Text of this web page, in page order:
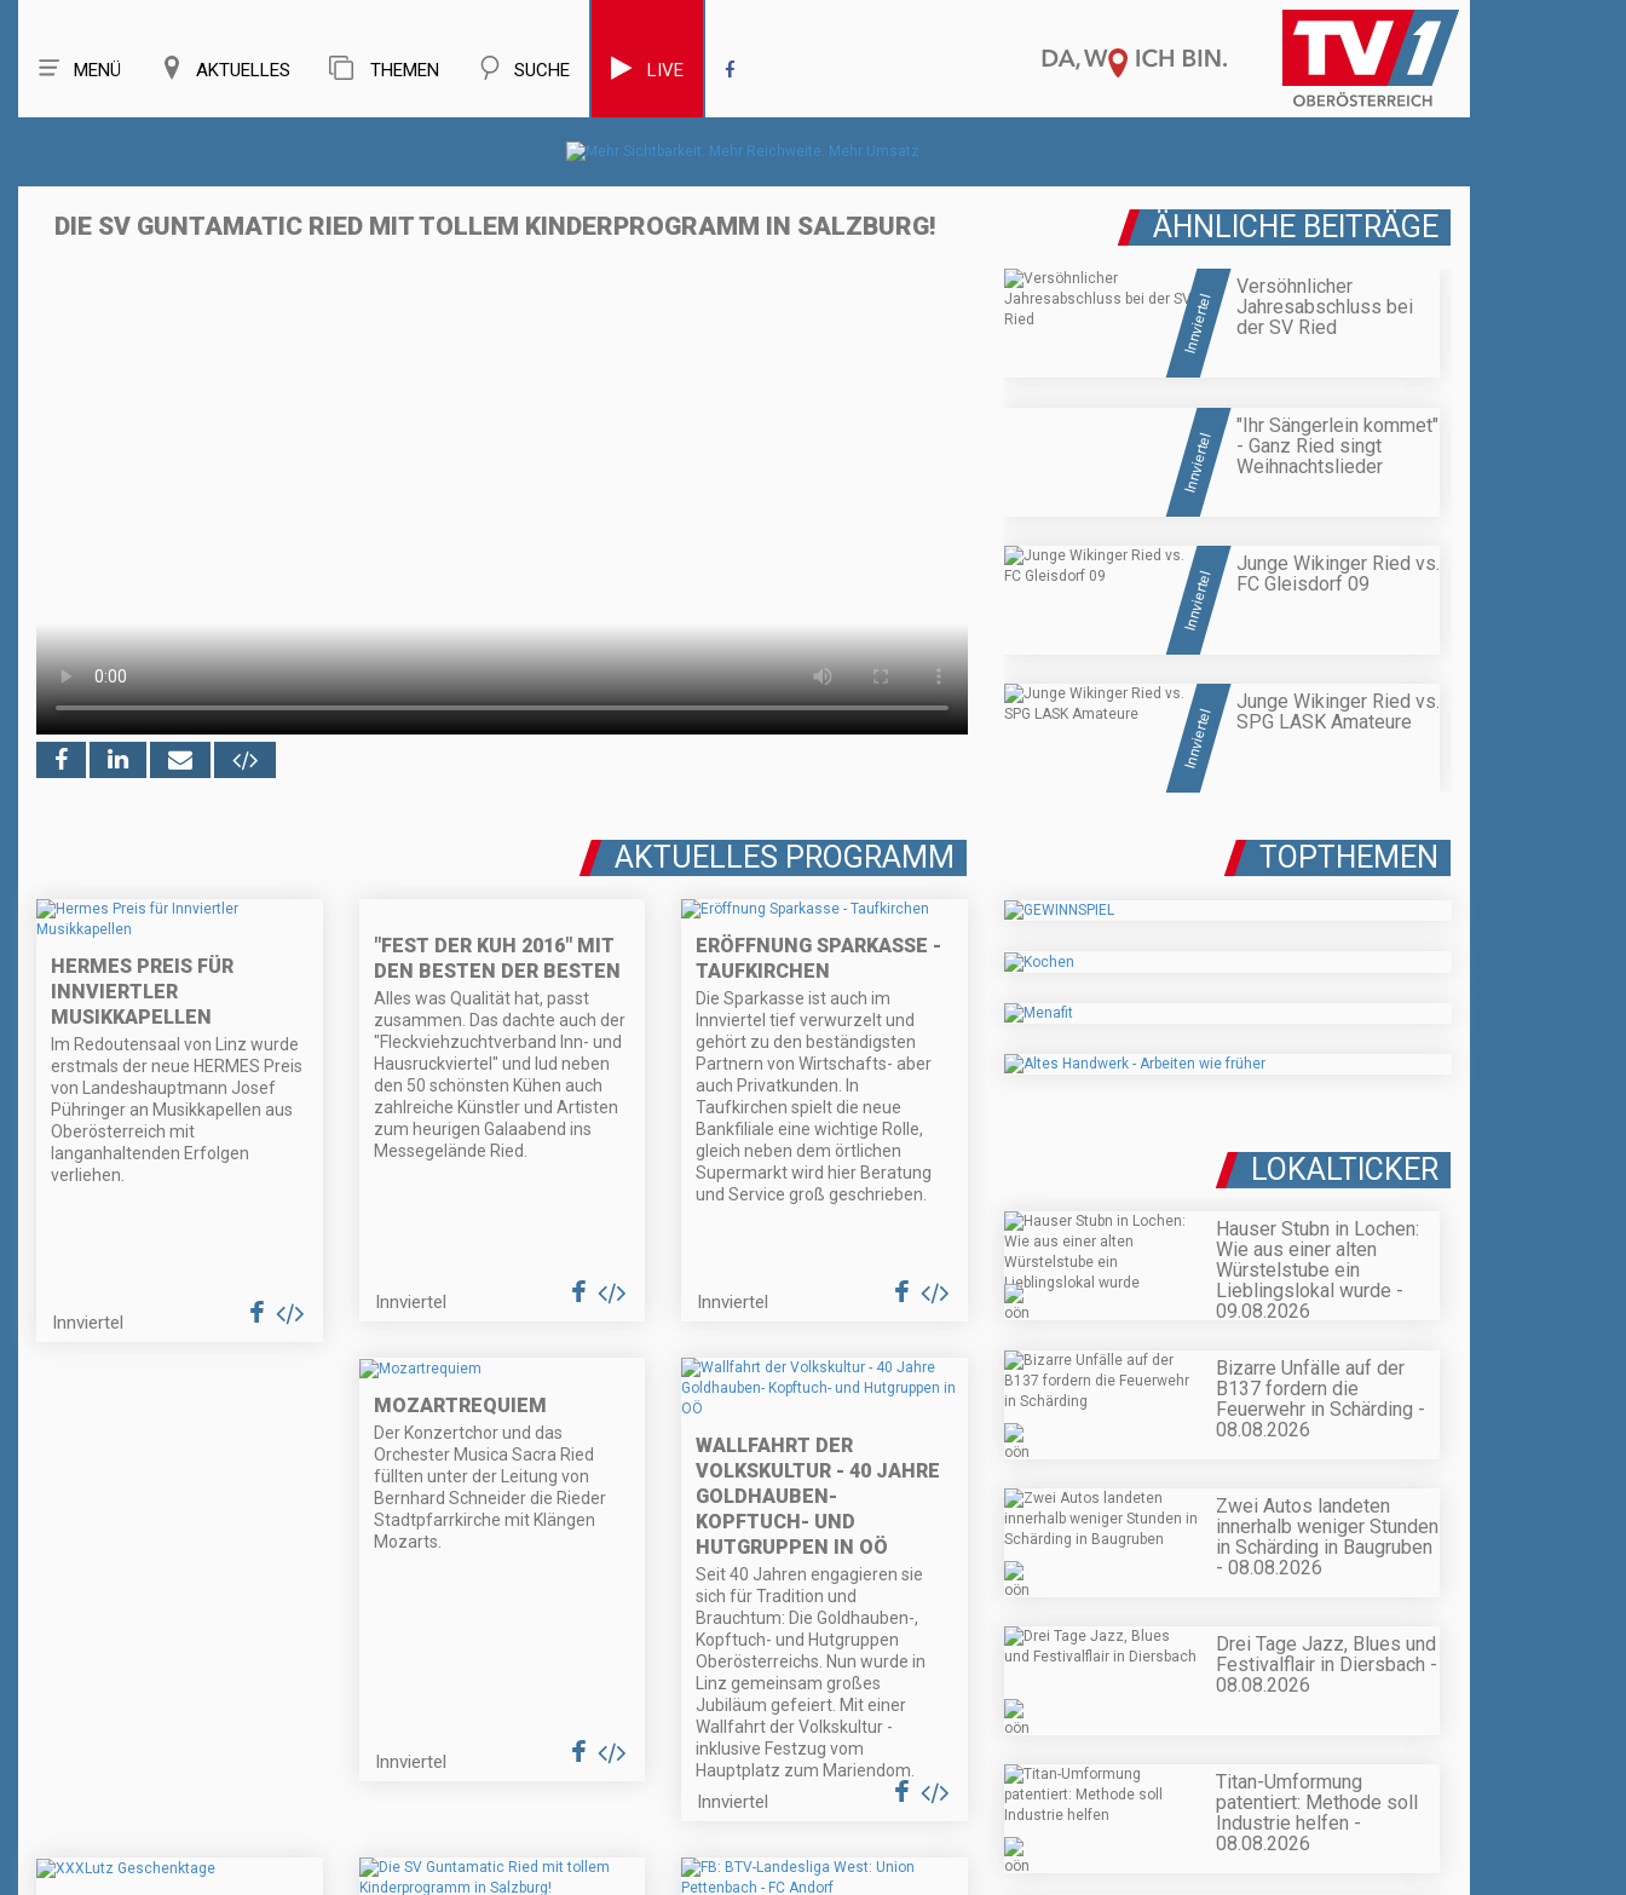
MENÜ AKTUELLES THEMEN SUCHE LIVE
DIE SV GUNTAMATIC RIED MIT TOLLEM KINDERPROGRAMM IN SALZBURG! ÄHNLICHE BEITRÄGE
Innviertel
Versöhnlicher
Jahresabschluss bei
der SV Ried
Innviertel
"Ihr Sängerlein kommet"
- Ganz Ried singt
Weihnachtslieder
Innviertel
Junge Wikinger Ried vs.
FC Gleisdorf 09
Innviertel
Junge Wikinger Ried vs.
SPG LASK Amateure
AKTUELLES PROGRAMM
HERMES PREIS FÜR
INNVIERTLER
MUSIKKAPELLEN
Im Redoutensaal von Linz wurde
erstmals der neue HERMES Preis
von Landeshauptmann Josef
Pühringer an Musikkapellen aus
Oberösterreich mit
langanhaltenden Erfolgen
verliehen.
Innviertel
"FEST DER KUH 2016" MIT
DEN BESTEN DER BESTEN
Alles was Qualität hat, passt
zusammen. Das dachte auch der
"Fleckviehzuchtverband Inn- und
Hausruckviertel" und lud neben
den 50 schönsten Kühen auch
zahlreiche Künstler und Artisten
zum heurigen Galaabend ins
Messegelände Ried.
Innviertel
ERÖFFNUNG SPARKASSE -
TAUFKIRCHEN
Die Sparkasse ist auch im
Innviertel tief verwurzelt und
gehört zu den beständigsten
Partnern von Wirtschafts- aber
auch Privatkunden. In
Taufkirchen spielt die neue
Bankfiliale eine wichtige Rolle,
gleich neben dem örtlichen
Supermarkt wird hier Beratung
und Service groß geschrieben.
Innviertel
MOZARTREQUIEM
Der Konzertchor und das
Orchester Musica Sacra Ried
füllten unter der Leitung von
Bernhard Schneider die Rieder
Stadtpfarrkirche mit Klängen
Mozarts.
Innviertel
WALLFAHRT DER
VOLKSKULTUR - 40 JAHRE
GOLDHAUBEN-
KOPFTUCH- UND
HUTGRUPPEN IN OÖ
Seit 40 Jahren engagieren sie
sich für Tradition und
Brauchtum: Die Goldhauben-,
Kopftuch- und Hutgruppen
Oberösterreichs. Nun wurde in
Linz gemeinsam großes
Jubiläum gefeiert. Mit einer
Wallfahrt der Volkskultur -
inklusive Festzug vom
Hauptplatz zum Mariendom.
Innviertel
TOPTHEMEN
LOKALTICKER
Hauser Stubn in Lochen:
Wie aus einer alten
Würstelstube ein
Lieblingslokal wurde -
09.08.2026
Bizarre Unfälle auf der
B137 fordern die
Feuerwehr in Schärding -
08.08.2026
Zwei Autos landeten
innerhalb weniger Stunden
in Schärding in Baugruben
- 08.08.2026
Drei Tage Jazz, Blues und
Festivalflair in Diersbach -
08.08.2026
Titan-Umformung
patentiert: Methode soll
Industrie helfen -
08.08.2026